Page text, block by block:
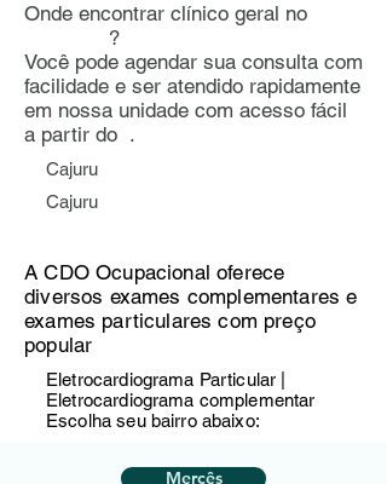
Onde encontrar clínico geral no
?
Você pode agendar sua consulta com
facilidade e ser atendido rapidamente
em nossa unidade com acesso fácil
a partir do .
Cajuru
Cajuru
A CDO Ocupacional oferece
diversos exames complementares e
exames particulares com preço
popular
Eletrocardiograma Particular |
Eletrocardiograma complementar
Escolha seu bairro abaixo:
Mercês